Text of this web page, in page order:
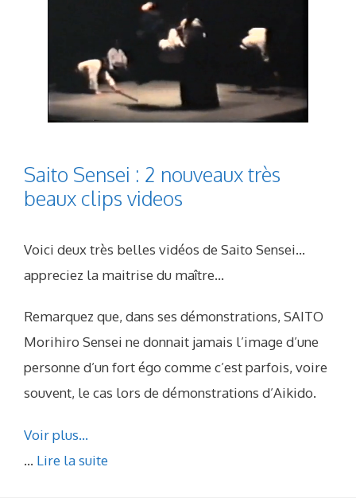
Saito Sensei : 2 nouveaux très
beaux clips videos
Voici deux très belles vidéos de Saito Sensei…
appreciez la maitrise du maître…
Remarquez que, dans ses démonstrations, SAITO
Morihiro Sensei ne donnait jamais l’image d’une
personne d’un fort égo comme c’est parfois, voire
souvent, le cas lors de démonstrations d’Aikido.
Voir plus…
... Lire la suite